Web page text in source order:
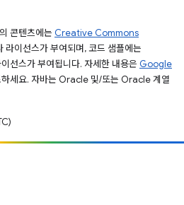
콘텐츠에는 Creative Commons
라이선스가 부여되며, 코드 샘플에는
선스가 부여됩니다. 자세한 내용은 Google
하세요. 자바는 Oracle 및/또는 Oracle 계열